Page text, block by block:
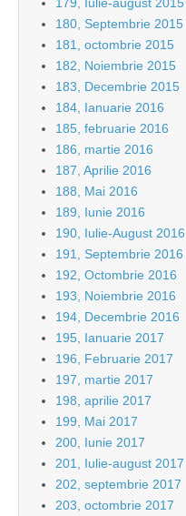
179, Iulie-august 2015
180, Septembrie 2015
181, octombrie 2015
182, Noiembrie 2015
183, Decembrie 2015
184, Ianuarie 2016
185, februarie 2016
186, martie 2016
187, Aprilie 2016
188, Mai 2016
189, Iunie 2016
190, Iulie-August 2016
191, Septembrie 2016
192, Octombrie 2016
193, Noiembrie 2016
194, Decembrie 2016
195, Ianuarie 2017
196, Februarie 2017
197, martie 2017
198, aprilie 2017
199, Mai 2017
200, Iunie 2017
201, Iulie-august 2017
202, septembrie 2017
203, octombrie 2017